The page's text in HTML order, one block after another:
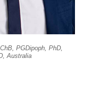
PGDipoph, PhD,
Australia